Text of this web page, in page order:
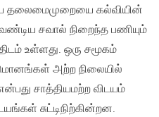
தலைமைமுறையை கல்வியின்
சவால் நிறைந்த பணியும்
உள்ளது. ஒரு சமூகம்
அற்ற நிலையில்
சாத்தியமற்ற விடயம்
சுட்டிநிற்கின்றன.